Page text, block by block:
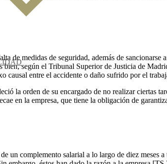
de medidas de seguridad, además de
bien, según el Tribunal Superior de Justicia de
causal entre el accidente o daño sufrido por el
la orden de su encargado de no realizar
en la empresa, que tiene la obligación de
un complemento salarial a lo largo de diez